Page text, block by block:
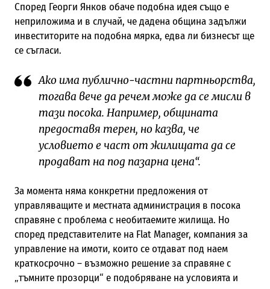
Според Георги Янков обаче подобна идея също е
неприложима и в случай, че дадена община задължи
инвеститорите на подобна мярка, едва ли бизнесът ще
се съгласи.
Ако има публично-частни партньорства,
тогава вече да речем може да се мисли в
тази посока. Например, общината
предоставя терен, но казва, че
условието е част от жилищата да се
продават на под пазарна цена“.
За момента няма конкретни предложения от
управляващите и местната администрация в посока
справяне с проблема с необитаемите жилища. Но
според представителите на Flat Manager, компания за
управление на имоти, които се отдават под наем
краткосрочно – възможно решение за справяне с
„тъмните прозорци“ е подобряване на условията и